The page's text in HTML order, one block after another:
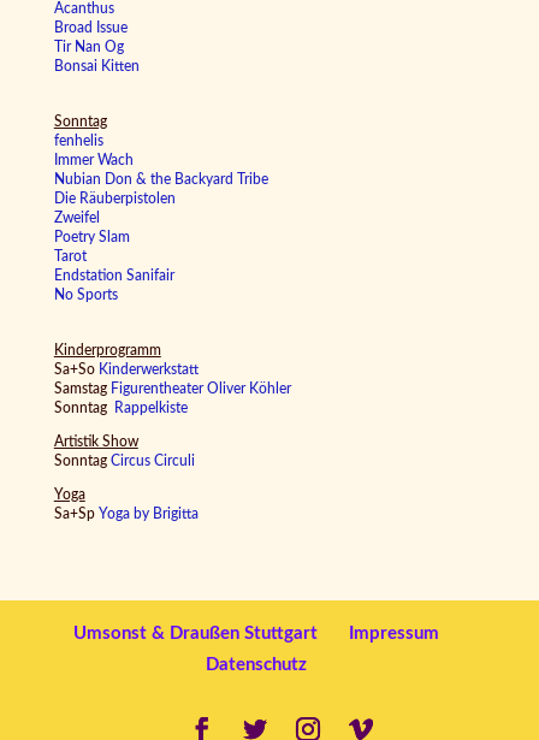
Acanthus
Broad Issue
Tir Nan Og
Bonsai Kitten
Sonntag
fenhelis
Immer Wach
Nubian Don & the Backyard Tribe
Die Räuberpistolen
Zweifel
Poetry Slam
Tarot
Endstation Sanifair
No Sports
Kinderprogramm
Sa+So Kinderwerkstatt
Samstag Figurentheater Oliver Köhler
Sonntag
Rappelkiste
Artistik Show
Sonntag Circus Circuli
Yoga
Sa+Sp Yoga by Brigitta
Umsonst & Draußen Stuttgart
Impressum
Datenschutz